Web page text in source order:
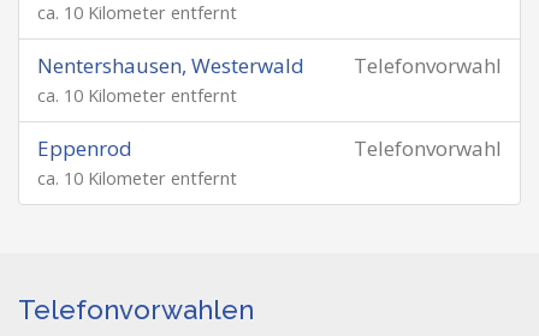
ca. 10 Kilometer entfernt
Telefonvorwahl
Nentershausen, Westerwald
ca. 10 Kilometer entfernt
Telefonvorwahl
Eppenrod
ca. 10 Kilometer entfernt
Telefonvorwahlen